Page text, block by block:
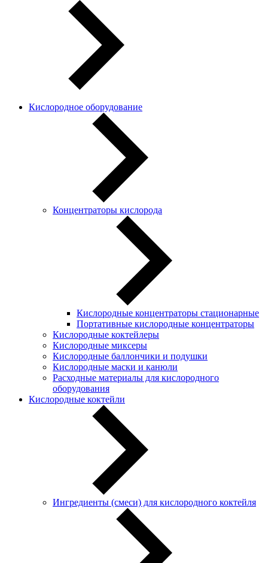
Кислородное оборудование
Концентраторы кислорода
Кислородные концентраторы стационарные
Портативные кислородные концентраторы
Кислородные коктейлеры
Кислородные миксеры
Кислородные баллончики и подушки
Кислородные маски и канюли
Расходные материалы для кислородного
оборудования
Кислородные коктейли
Ингредиенты (смеси) для кислородного коктейля